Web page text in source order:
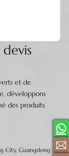
et de
développons
des produits
City, Guangdong